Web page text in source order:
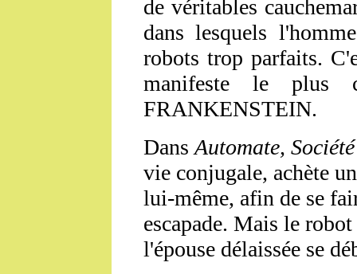
de véritables
dans lesquels
robots trop parfaits.
manifeste le plus
FRANKENSTEIN.
Dans Automate,
vie conjugale, achète
lui-même, afin de se
escapade. Mais le
l'épouse délaissée se